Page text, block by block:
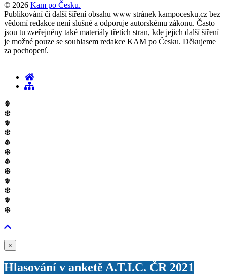
© 2026 Kam po Česku.
Publikování či další šíření obsahu www stránek kampocesku.cz bez
vědomí redakce není slušné a odporuje autorskému zákonu. Často
jsou tu zveřejněny také materiály třetích stran, kde jejich další šíření
je možné pouze se souhlasem redakce KAM po Česku. Děkujeme
za pochopení.
❅
❆
❅
❆
❅
❆
❅
❆
❅
❆
❅
❆
×
Hlasování v anketě A.T.I.C. ČR 2021